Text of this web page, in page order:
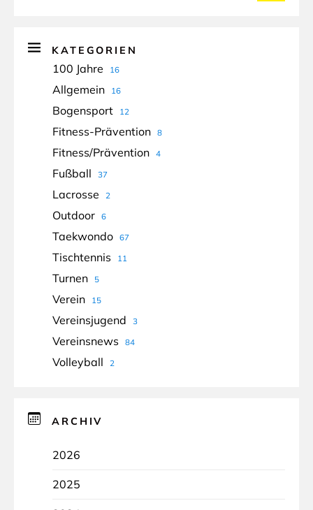
KATEGORIEN
100 Jahre 16
Allgemein 16
Bogensport 12
Fitness-Prävention 8
Fitness/Prävention 4
Fußball 37
Lacrosse 2
Outdoor 6
Taekwondo 67
Tischtennis 11
Turnen 5
Verein 15
Vereinsjugend 3
Vereinsnews 84
Volleyball 2
ARCHIV
2026
2025